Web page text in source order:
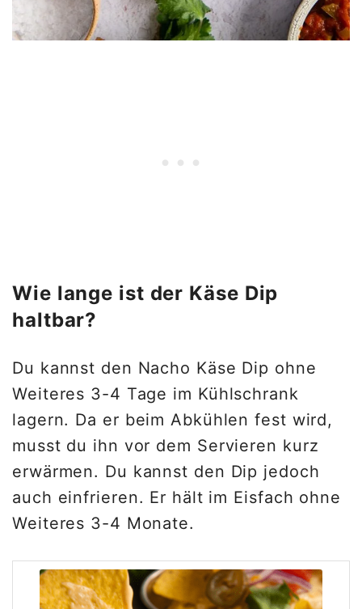
Wie lange ist der Käse Dip
haltbar?
Du kannst den Nacho Käse Dip ohne
Weiteres 3-4 Tage im Kühlschrank
lagern. Da er beim Abkühlen fest wird,
musst du ihn vor dem Servieren kurz
erwärmen. Du kannst den Dip jedoch
auch einfrieren. Er hält im Eisfach ohne
Weiteres 3-4 Monate.